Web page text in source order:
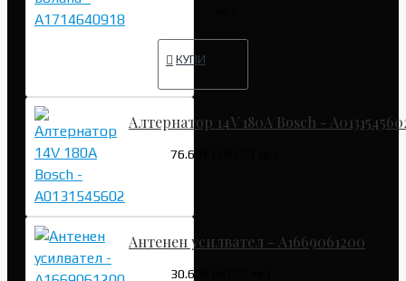
КУПИ
Алтернатор 14V 180A Bosch -
76.69€ (149.99 лв.)
Антенен усилвател - A1669061200
30.68€ (60.00 лв.)